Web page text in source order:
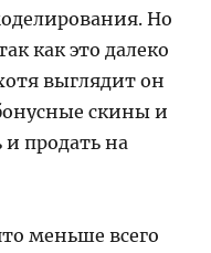
Но
как это далеко
выглядит он
скины и
продать на
меньше всего